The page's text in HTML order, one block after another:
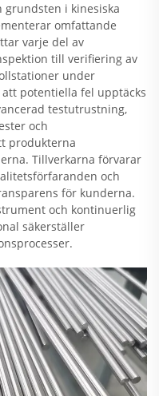
grundsten i kinesiska
omfattande
varje del av
till verifiering av
under
potentiella fel upptäcks
testutrustning,
och
produkterna
Tillverkarna förvarar
och
för kunderna.
och kontinuerlig
säkerställer